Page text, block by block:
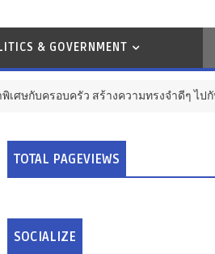
& GOVERNMENT
บครัว สร้างความทรงจำดีๆ ไปกับออนิกซ์
TOTAL PAGEVIEWS
SOCIALIZE